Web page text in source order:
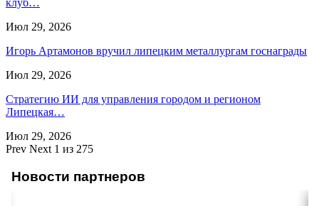
Июл 29, 2026
Игорь Артамонов вручил липецким металлургам госнаграды
Июл 29, 2026
Стратегию ИИ для управления городом и регионом
Липецкая…
Июл 29, 2026
Prev Next 1 из 275
Новости партнеров